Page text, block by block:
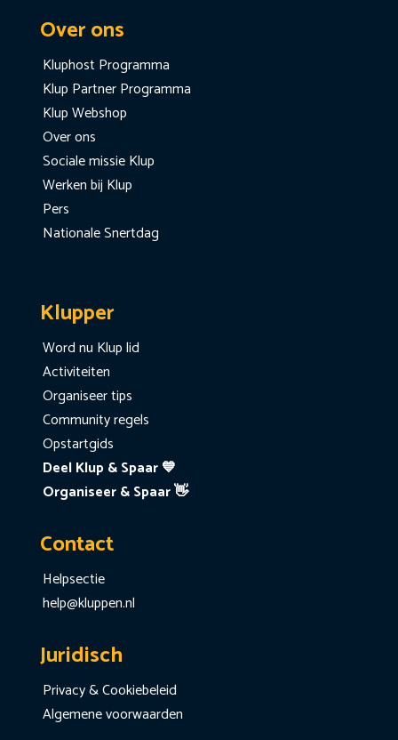
Over ons
Kluphost Programma
Klup Partner Programma
Klup Webshop
Over ons
Sociale missie Klup
Werken bij Klup
Pers
Nationale Snertdag
Klupper
Word nu Klup lid
Activiteiten
Organiseer tips
Community regels
Opstartgids
Deel Klup & Spaar 💙
Organiseer & Spaar 👋
Contact
Helpsectie
help@kluppen.nl
Juridisch
Privacy & Cookiebeleid
Algemene voorwaarden